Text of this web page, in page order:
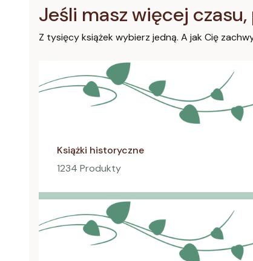
Jeśli masz więcej
Z tysięcy książek wybierz jedną. A jak Cię
Książki historyczne
1234 Produkty